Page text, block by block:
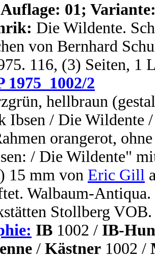
01;
Die Wildente.
von Bernhard
116, (3) Seiten, 1
1975_1002/2
hellbraun
Ibsen / Die Wildente
orangerot,
/ Die Wildente"
) 15 mm von Eric Gill
Walbaum-
Stollberg VOB.
IB 1002 / IB-
/ Kästner 1002 /